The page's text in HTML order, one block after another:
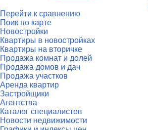
Перейти к сравнению
Поик по карте
Новостройки
Квартиры в новостройках
Квартиры на вторичке
Продажа комнат и долей
Продажа домов и дач
Продажа участков
Аренда квартир
Застройщики
Агентства
Каталог специалистов
Новости недвижимости